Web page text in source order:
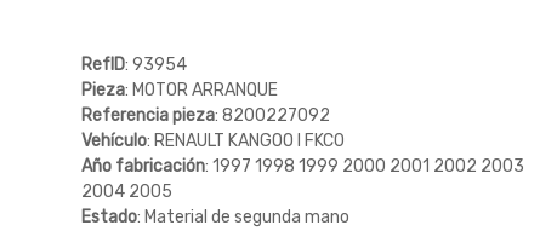
RefID: 93954
Pieza: MOTOR ARRANQUE
Referencia pieza: 8200227092
Vehículo: RENAULT KANGOO I FKC0
Año fabricación: 1997 1998 1999 2000 2001 2002 2003
2004 2005
Estado: Material de segunda mano